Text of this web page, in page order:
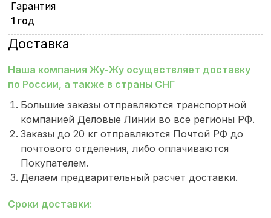
Гарантия
1 год
Доставка
Наша компания Жу-Жу осуществляет доставку
по России, а также в страны СНГ
Большие заказы отправляются транспортной
компанией Деловые Линии во все регионы РФ.
Заказы до 20 кг отправляются Почтой РФ до
почтового отделения, либо оплачиваются
Покупателем.
Делаем предварительный расчет доставки.
Сроки доставки: